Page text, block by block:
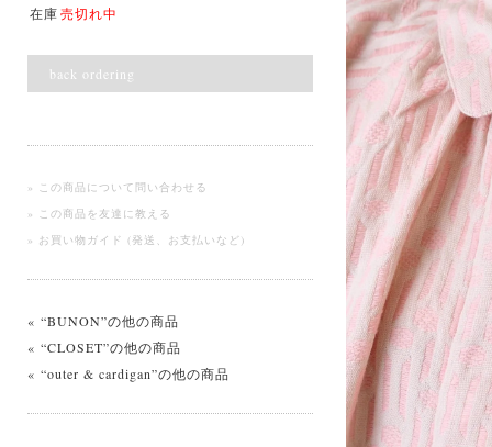
在庫売切れ中
back ordering
» この商品について問い合わせる
» この商品を友達に教える
» お買い物ガイド (発送、お支払いなど)
« “BUNON”の他の商品
« “CLOSET”の他の商品
« “outer & cardigan”の他の商品